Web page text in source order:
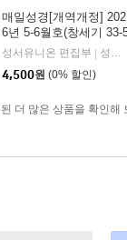
매일성경[개역개정] 202
6년 5-6월호(창세기 33-
0장, 고린도전서)
성서유니온 편집부 | 성서유니온
4,500원 (0% 할인)
더 많은 상품을 확인해